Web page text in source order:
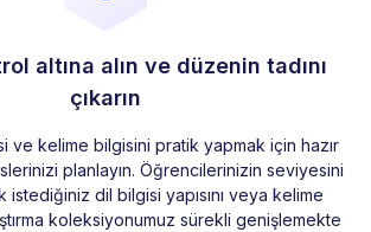
altına alın ve düzenin tadını
çıkarın
ve kelime bilgisini pratik yapmak için hazır
planlayın. Öğrencilerinizin seviyesini
istediğiniz dil bilgisi yapısını veya kelime
koleksiyonumuz sürekli genişlemekte